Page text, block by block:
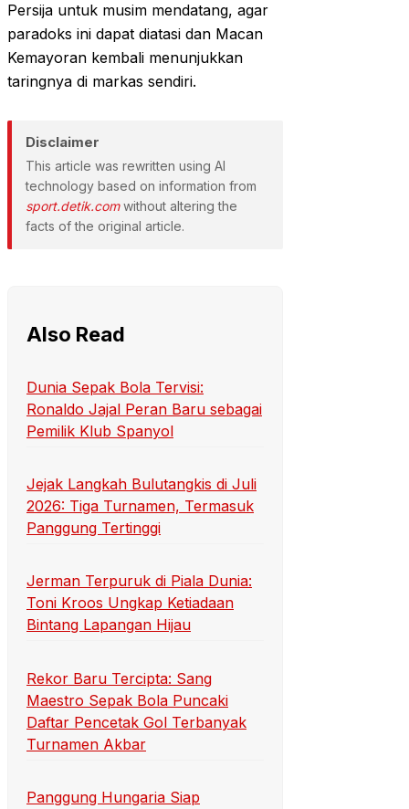
Persija untuk musim mendatang, agar
paradoks ini dapat diatasi dan Macan
Kemayoran kembali menunjukkan
taringnya di markas sendiri.
Disclaimer
This article was rewritten using AI
technology based on information from
sport.detik.comwithout altering the
facts of the original article.
Also Read
Dunia Sepak Bola Tervisi:
Ronaldo Jajal Peran Baru sebagai
Pemilik Klub Spanyol
Jejak Langkah Bulutangkis di Juli
2026: Tiga Turnamen, Termasuk
Panggung Tertinggi
Jerman Terpuruk di Piala Dunia:
Toni Kroos Ungkap Ketiadaan
Bintang Lapangan Hijau
Rekor Baru Tercipta: Sang
Maestro Sepak Bola Puncaki
Daftar Pencetak Gol Terbanyak
Turnamen Akbar
Panggung Hungaria Siap